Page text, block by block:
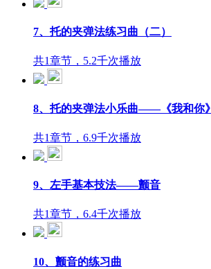
7、托的夹弹法练习曲（二）
共1章节，5.2千次播放
8、托的夹弹法小乐曲——《我和你》
共1章节，6.9千次播放
9、左手基本技法——颤音
共1章节，6.4千次播放
10、颤音的练习曲